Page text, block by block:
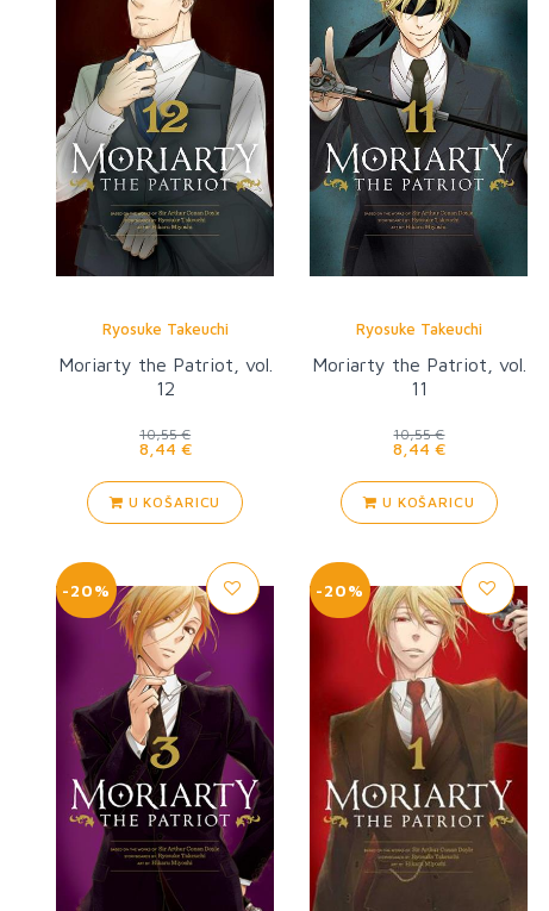
Ryosuke Takeuchi
Moriarty the Patriot, vol.
12
10,55 €
8,44 €
U KOŠARICU
Ryosuke Takeuchi
Moriarty the Patriot, vol.
11
10,55 €
8,44 €
U KOŠARICU
-20% -20%